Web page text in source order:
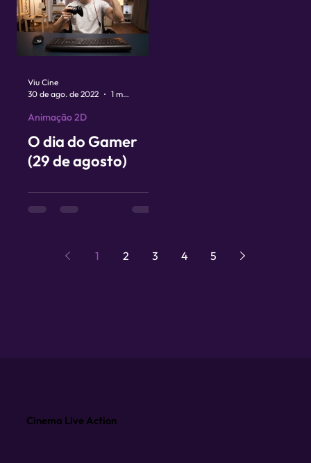
O dia do Gamer
(29 de agosto)
Animação 2D
Viu Cine
30 de ago. de 2022
1 min de leitura
1 2 3 4 5
Cinema Live Action